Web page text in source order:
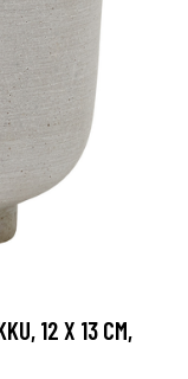
12 X 13 CM,